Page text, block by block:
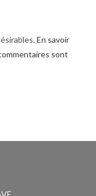
En savoir
sont